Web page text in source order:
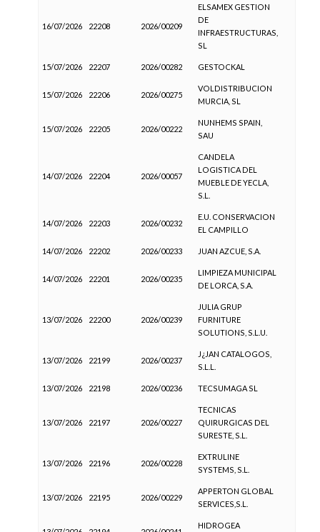
16/07/2026 22208 2026/00209
ELSAMEX GESTION
DE
INFRAESTRUCTURAS,
SL
15/07/2026 22207 2026/00282 GESTOCKAL
15/07/2026 22206 2026/00275
VOLDISTRIBUCION
MURCIA, SL
15/07/2026 22205 2026/00222
NUNHEMS SPAIN,
SAU
14/07/2026 22204 2026/00057
CANDELA
LOGISTICA DEL
MUEBLE DE YECLA,
S.L.
14/07/2026 22203 2026/00232
E.U. CONSERVACION
EL CAMPILLO
14/07/2026 22202 2026/00233 JUAN AZCUE, S.A.
14/07/2026 22201 2026/00235
LIMPIEZA MUNICIPAL
DE LORCA, S.A.
13/07/2026 22200 2026/00239
JULIA GRUP
FURNITURE
SOLUTIONS, S.L.U.
13/07/2026 22199 2026/00237
J¿JAN CATALOGOS,
S.L.L.
13/07/2026 22198 2026/00236 TECSUMAGA SL
13/07/2026 22197 2026/00227
TECNICAS
QUIRURGICAS DEL
SURESTE, S.L.
13/07/2026 22196 2026/00228
EXTRULINE
SYSTEMS, S.L.
13/07/2026 22195 2026/00229
APPERTON GLOBAL
SERVICES,S.L.
HIDROGEA